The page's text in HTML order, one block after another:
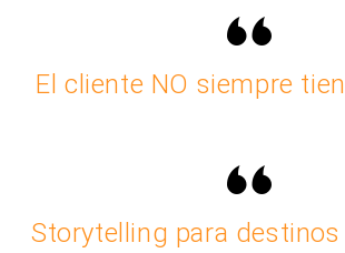
El cliente NO siempre
Storytelling para